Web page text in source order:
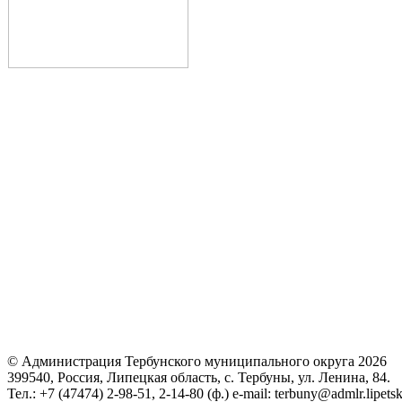
© Администрация Тербунского муниципального округа 2026
399540, Россия, Липецкая область, с. Тербуны, ул. Ленина, 84.
Тел.: +7 (47474) 2-98-51, 2-14-80 (ф.) e-mail: